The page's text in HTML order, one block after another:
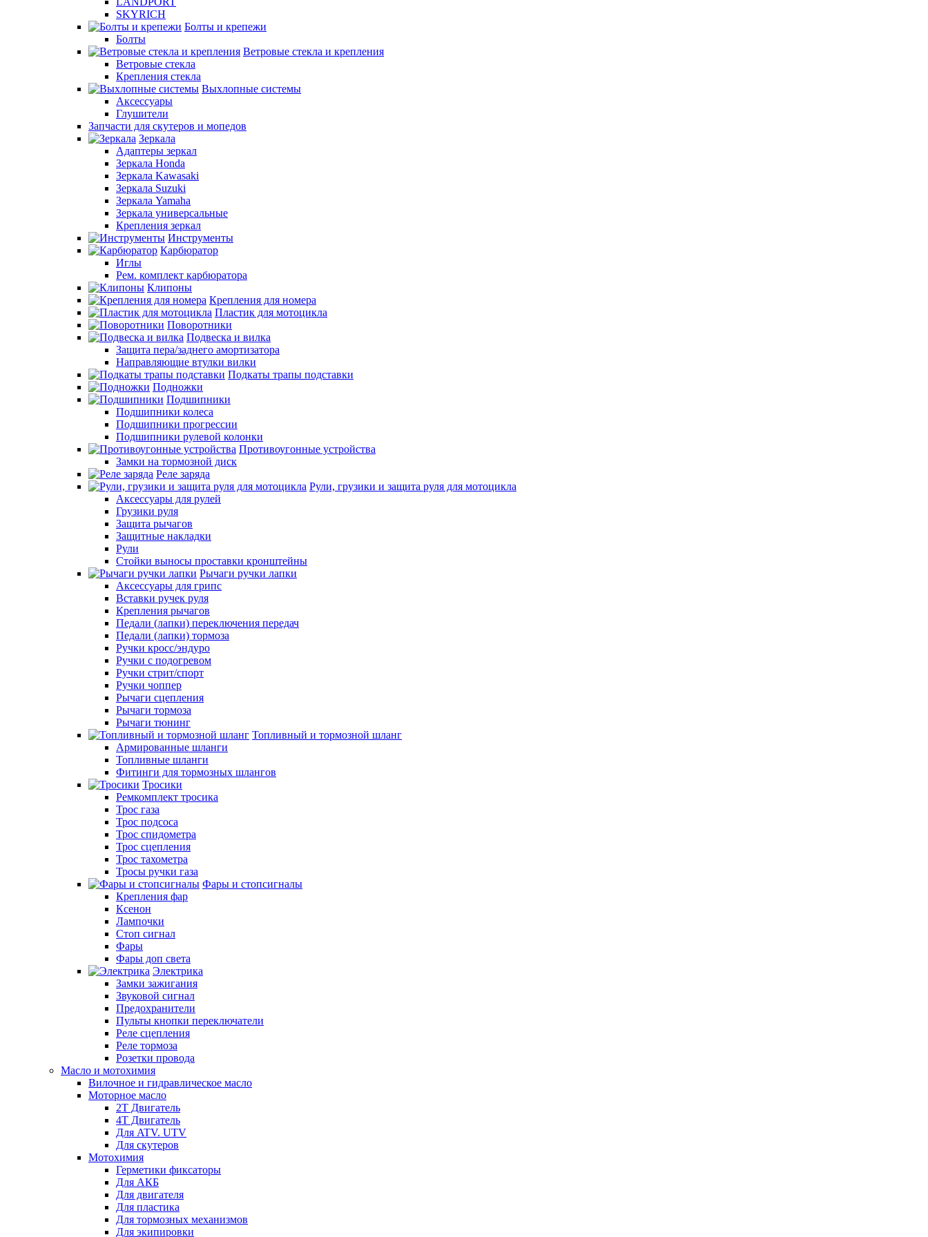
SKYRICH
Болты и крепежи
Болты
Ветровые стекла и крепления
Ветровые стекла
Крепления стекла
Выхлопные системы
Аксессуары
Глушители
Запчасти для скутеров и мопедов
Зеркала
Адаптеры зеркал
Зеркала Honda
Зеркала Kawasaki
Зеркала Suzuki
Зеркала Yamaha
Зеркала универсальные
Крепления зеркал
Инструменты
Карбюратор
Иглы
Рем. комплект карбюратора
Клипоны
Крепления для номера
Пластик для мотоцикла
Поворотники
Подвеска и вилка
Защита пера/заднего амортизатора
Направляющие втулки вилки
Подкаты трапы подставки
Подножки
Подшипники
Подшипники колеса
Подшипники прогрессии
Подшипники рулевой колонки
Противоугонные устройства
Замки на тормозной диск
Реле заряда
Рули, грузики и защита руля для мотоцикла
Аксессуары для рулей
Грузики руля
Защита рычагов
Защитные накладки
Рули
Стойки выносы проставки кронштейны
Рычаги ручки лапки
Аксессуары для грипс
Вставки ручек руля
Крепления рычагов
Педали (лапки) переключения передач
Педали (лапки) тормоза
Ручки кросс/эндуро
Ручки с подогревом
Ручки стрит/спорт
Ручки чоппер
Рычаги сцепления
Рычаги тормоза
Рычаги тюнинг
Топливный и тормозной шланг
Армированные шланги
Топливные шланги
Фитинги для тормозных шлангов
Тросики
Ремкомплект тросика
Трос газа
Трос подсоса
Трос спидометра
Трос сцепления
Трос тахометра
Тросы ручки газа
Фары и стопсигналы
Крепления фар
Ксенон
Лампочки
Стоп сигнал
Фары
Фары доп света
Электрика
Замки зажигания
Звуковой сигнал
Предохранители
Пульты кнопки переключатели
Реле сцепления
Реле тормоза
Розетки провода
Масло и мотохимия
Вилочное и гидравлическое масло
Моторное масло
2Т Двигатель
4Т Двигатель
Для ATV. UTV
Для скутеров
Мотохимия
Герметики фиксаторы
Для АКБ
Для двигателя
Для пластика
Для тормозных механизмов
Для экипировки